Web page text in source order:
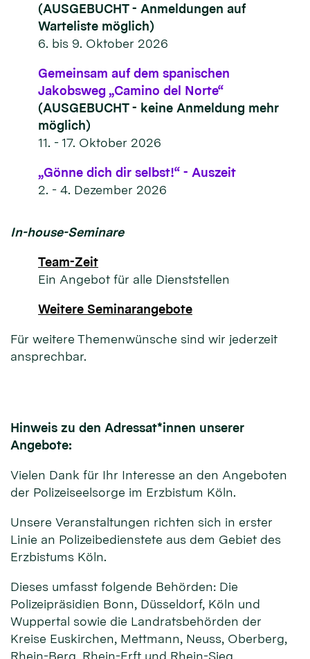
(AUSGEBUCHT - Anmeldungen auf
Warteliste möglich)
6. bis 9. Oktober 2026
Gemeinsam auf dem spanischen
Jakobsweg „Camino del Norte“
(AUSGEBUCHT - keine Anmeldung mehr
möglich)
11. - 17. Oktober 2026
„Gönne dich dir selbst!“ - Auszeit
2. - 4. Dezember 2026
In-house-Seminare
Team-Zeit
Ein Angebot für alle Dienststellen
Weitere Seminarangebote
Für weitere Themenwünsche sind wir jederzeit
ansprechbar.
Hinweis zu den Adressat*innen unserer
Angebote:
Vielen Dank für Ihr Interesse an den Angeboten
der Polizeiseelsorge im Erzbistum Köln.
Unsere Veranstaltungen richten sich in erster
Linie an Polizeibedienstete aus dem Gebiet des
Erzbistums Köln.
Dieses umfasst folgende Behörden: Die
Polizeipräsidien Bonn, Düsseldorf, Köln und
Wuppertal sowie die Landratsbehörden der
Kreise Euskirchen, Mettmann, Neuss, Oberberg,
Rhein-Berg, Rhein-Erft und Rhein-Sieg,